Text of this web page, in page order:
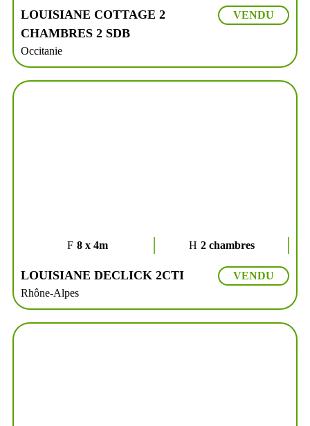
LOUISIANE COTTAGE 2
CHAMBRES 2 SDB
Occitanie
VENDU
8 x 4m 2 chambres
LOUISIANE DECLICK 2CTI
Rhône-Alpes
VENDU